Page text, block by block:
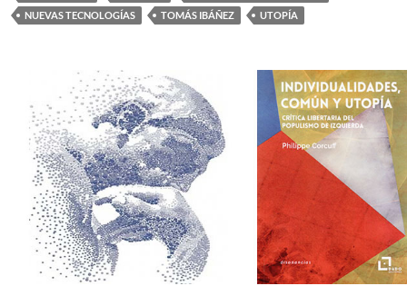
NUEVAS TECNOLOGÍAS
TOMÁS IBÁÑEZ UTOPÍA